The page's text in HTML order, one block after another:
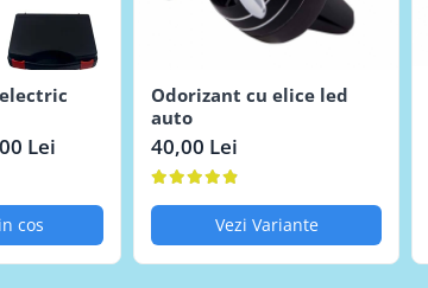
Lei
cos
Odorizant cu elice led
auto
40,00 Lei
Vezi Variante